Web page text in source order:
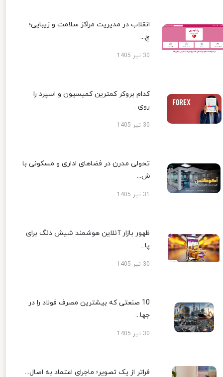
انقلاب در مدیریت مراکز سلامت و زیبایی؛
چ...
30 تیر 1405
کدام بروکر کمترین کمیسیون و اسپرد را
روی...
30 تیر 1405
تحولی مدرن در فضاهای اداری و مسکونی با
ش...
ظهور بازار آنلاین هوشمند شیش دنگ برای
پا...
30 تیر 1405
10 صنعتی که بیشترین مصرف فولاد را در
جها...
30 تیر 1405
فراتر از یک تصویر؛ ماجرای اعتماد به اصال...